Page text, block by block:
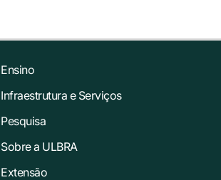
Ensino
Infraestrutura e Serviços
Pesquisa
Sobre a ULBRA
Extensão